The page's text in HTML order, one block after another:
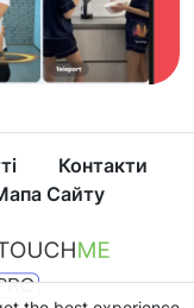
Контакти
Сайту